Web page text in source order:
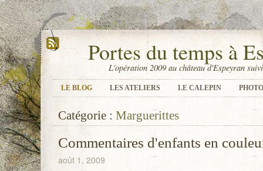
Portes du temps à
L'opération 2009 au château d'Espeyran
LE BLOG LES ATELIERS LE CALEPIN
Catégorie : Marguerittes
Commentaires d'enfants en
août 1, 2009